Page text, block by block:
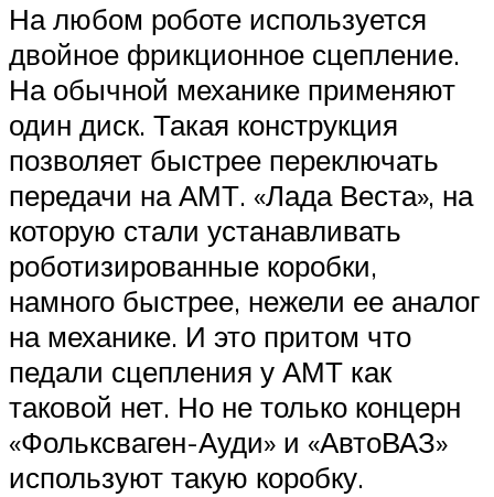
На любом роботе используется
двойное фрикционное сцепление.
На обычной механике применяют
один диск. Такая конструкция
позволяет быстрее переключать
передачи на АМТ. «Лада Веста», на
которую стали устанавливать
роботизированные коробки,
намного быстрее, нежели ее аналог
на механике. И это притом что
педали сцепления у АМТ как
таковой нет. Но не только концерн
«Фольксваген-Ауди» и «АвтоВАЗ»
используют такую коробку.